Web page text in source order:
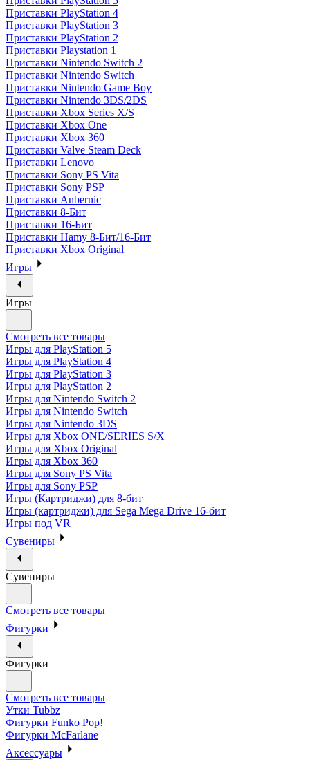
Приставки PlayStation 4
Приставки PlayStation 3
Приставки PlayStation 2
Приставки Playstation 1
Приставки Nintendo Switch 2
Приставки Nintendo Switch
Приставки Nintendo Game Boy
Приставки Nintendo 3DS/2DS
Приставки Xbox Series X/S
Приставки Xbox One
Приставки Xbox 360
Приставки Valve Steam Deck
Приставки Lenovo
Приставки Sony PS Vita
Приставки Sony PSP
Приставки Anbernic
Приставки 8-Бит
Приставки 16-Бит
Приставки Hamy 8-Бит/16-Бит
Приставки Xbox Original
Игры
Игры
Смотреть все товары
Игры для PlayStation 5
Игры для PlayStation 4
Игры для PlayStation 3
Игры для PlayStation 2
Игры для Nintendo Switch 2
Игры для Nintendo Switch
Игры для Nintendo 3DS
Игры для Xbox ONE/SERIES S/X
Игры для Xbox Original
Игры для Xbox 360
Игры для Sony PS Vita
Игры для Sony PSP
Игры (Картриджи) для 8-бит
Игры (картриджи) для Sega Mega Drive 16-бит
Игры под VR
Сувениры
Сувениры
Смотреть все товары
Фигурки
Фигурки
Смотреть все товары
Утки Tubbz
Фигурки Funko Pop!
Фигурки McFarlane
Аксессуары